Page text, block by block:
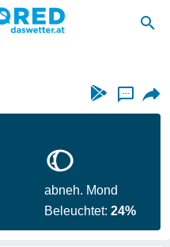
...
abneh. Mond
Beleuchtet:24%